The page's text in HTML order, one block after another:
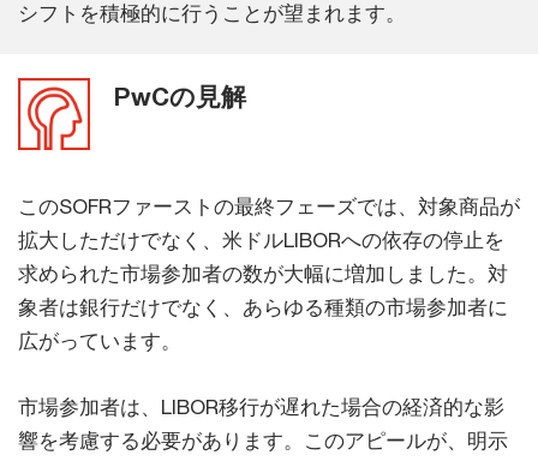
シフトを積極的に行うことが望まれます。
PwCの見解
このSOFRファーストの最終フェーズでは、対象商品が
拡大しただけでなく、米ドルLIBORへの依存の停止を
求められた市場参加者の数が大幅に増加しました。対
象者は銀行だけでなく、あらゆる種類の市場参加者に
広がっています。
市場参加者は、LIBOR移行が遅れた場合の経済的な影
響を考慮する必要があります。このアピールが、明示